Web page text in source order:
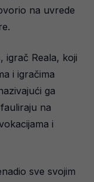
na uvrede
igrač Reala, koji
i igračima
ga
na
i
sve svojim